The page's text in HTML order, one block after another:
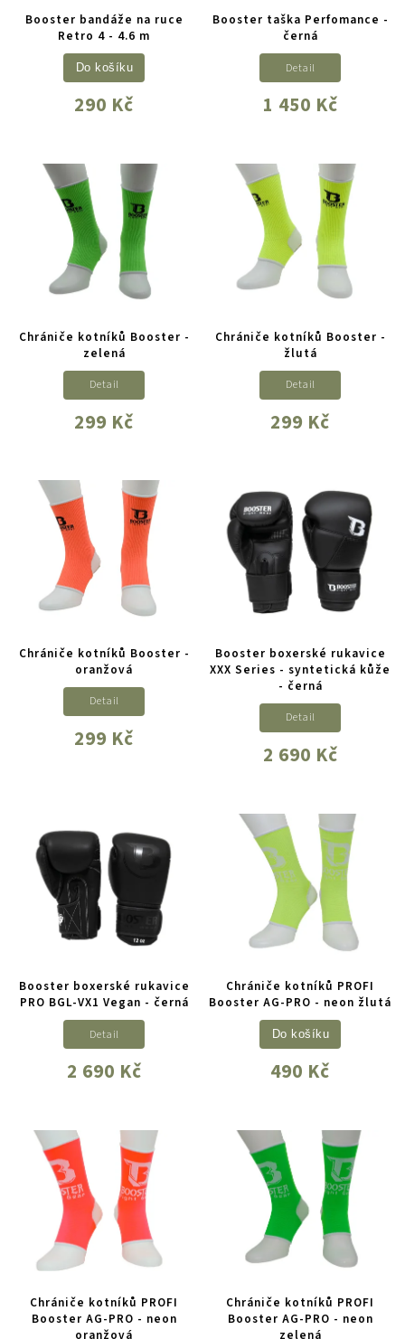
Booster bandáže na ruce
Retro 4 - 4.6 m
290 Kč
Do košíku
Booster taška Perfomance -
černá
1 450 Kč
Detail
Chrániče kotníků Booster -
zelená
299 Kč
Detail
Chrániče kotníků Booster -
žlutá
299 Kč
Detail
Chrániče kotníků Booster -
oranžová
299 Kč
Detail
Booster boxerské rukavice
XXX Series - syntetická kůže
- černá
2 690 Kč
Detail
Booster boxerské rukavice
PRO BGL-VX1 Vegan - černá
2 690 Kč
Detail
Chrániče kotníků PROFI
Booster AG-PRO - neon žlutá
490 Kč
Do košíku
Chrániče kotníků PROFI
Booster AG-PRO - neon
oranžová
Chrániče kotníků PROFI
Booster AG-PRO - neon
zelená